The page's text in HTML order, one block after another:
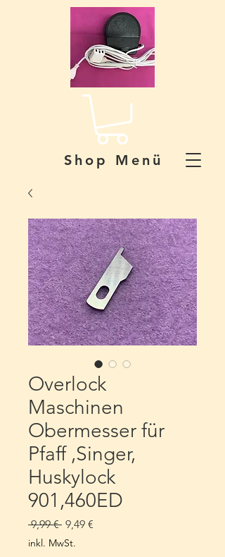
Shop Menü
Overlock
Maschinen
Obermesser für
Pfaff ,Singer,
Huskylock
901,460ED
9,99 € Standardpreis
9,49 €
inkl. MwSt.